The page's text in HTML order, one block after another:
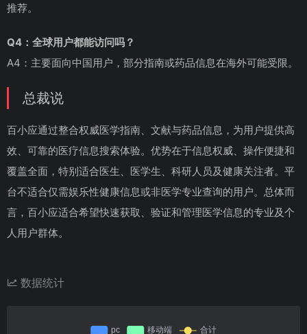
推荐。
Q4：全球用户都能访问吗？
A4：主要面向中国用户，部分指南或药品信息在海外可能受限。
总裁说
百小应通过整合权威医学指南、文献与药品信息，为用户提供高
效、可靠的医疗信息搜索体验。优势在于信息权威、操作便捷和
覆盖全面，特别适合医生、医学生、科研人员及健康关注者。平
台不适合仅需娱乐性健康信息或非医学专业查询的用户。总体而
言，百小应适合希望快速获取、验证和管理医学信息的专业及个
人用户群体。
数据统计